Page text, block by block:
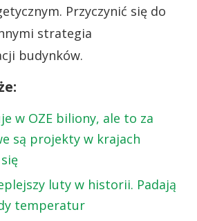
Przyczynić się do
strategia
budynków.
w OZE biliony, ale to za
są projekty w krajach
luty w historii. Padają
temperatur